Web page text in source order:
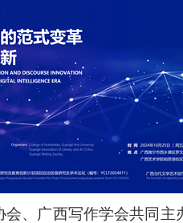
、广西写作学会共同